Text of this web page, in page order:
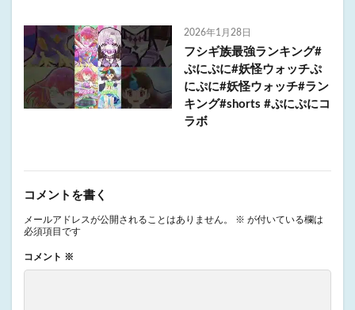
2026年1月28日
フシギ族最強ランキング#
ぷにぷに#妖怪ウォッチぷ
にぷに#妖怪ウォッチ#ラン
キング#shorts #ぷにぷにコ
ラボ
コメントを書く
メールアドレスが公開されることはありません。 ※ が付いている欄は
必須項目です
コメント ※